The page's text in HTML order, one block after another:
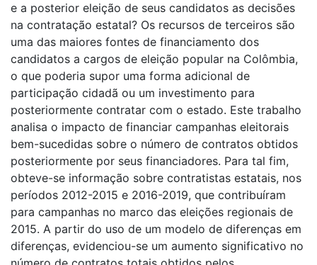
e a posterior eleição de seus candidatos as decisões
na contratação estatal? Os recursos de terceiros são
uma das maiores fontes de financiamento dos
candidatos a cargos de eleição popular na Colômbia,
o que poderia supor uma forma adicional de
participação cidadã ou um investimento para
posteriormente contratar com o estado. Este trabalho
analisa o impacto de financiar campanhas eleitorais
bem-sucedidas sobre o número de contratos obtidos
posteriormente por seus financiadores. Para tal fim,
obteve-se informação sobre contratistas estatais, nos
períodos 2012-2015 e 2016-2019, que contribuíram
para campanhas no marco das eleições regionais de
2015. A partir do uso de um modelo de diferenças em
diferenças, evidenciou-se um aumento significativo no